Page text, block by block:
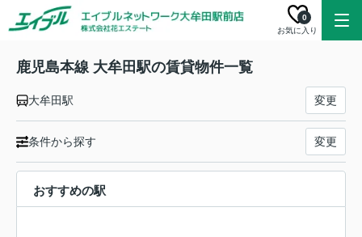
お気に入り
0
鹿児島本線 大牟田駅の賃貸物件一覧
大牟田駅 変更
条件から探す 変更
おすすめの駅